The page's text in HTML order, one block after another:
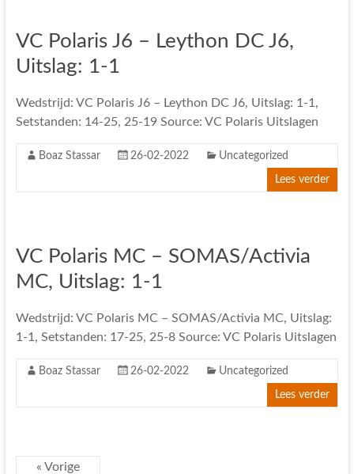
VC Polaris J6 – Leython DC J6,
Uitslag: 1-1
Wedstrijd: VC Polaris J6 – Leython DC J6, Uitslag: 1-1,
Setstanden: 14-25, 25-19 Source: VC Polaris Uitslagen
Boaz Stassar 26-02-2022 Uncategorized
Lees verder
VC Polaris MC – SOMAS/Activia
MC, Uitslag: 1-1
Wedstrijd: VC Polaris MC – SOMAS/Activia MC, Uitslag:
1-1, Setstanden: 17-25, 25-8 Source: VC Polaris Uitslagen
Boaz Stassar 26-02-2022 Uncategorized
Lees verder
« Vorige